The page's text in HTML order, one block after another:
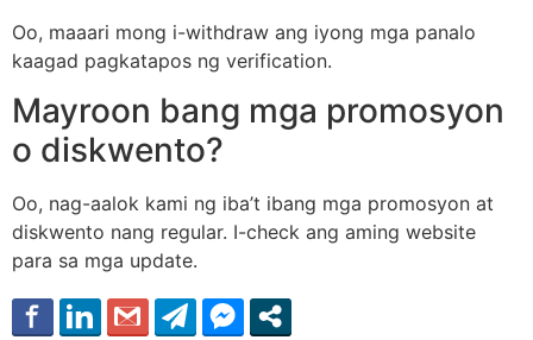
Oo, maaari mong i-withdraw ang iyong mga panalo
kaagad pagkatapos ng verification.
Mayroon bang mga promosyon
o diskwento?
Oo, nag-aalok kami ng iba’t ibang mga promosyon at
diskwento nang regular. I-check ang aming website
para sa mga update.